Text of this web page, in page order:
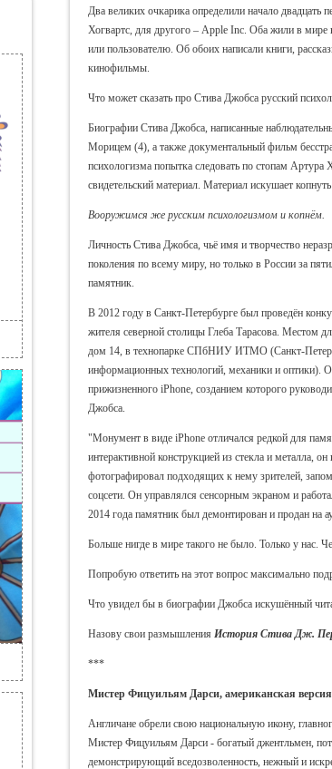
Два великих очкарика определили начало
Хогвартс, для другого – Apple Inc. Оба жили в
или пользователю. Об обоих написали книги,
кинофильмы.
Что может сказать про Стива Джобса русский
Биографии Стива Джобса, написанные
Морицем (4), а также документальный фильм
психологизма попытка следовать по стопам
свидетельский материал. Материал искушает
Вооружимся же русским психологизмом и копнём.
Личность Стива Джобса, чьё имя и творчество
поколения по всему миру, но только в России за
памятник.
В 2012 году в Санкт-Петербурге был проведён
жителя северной столицы Глеба Тарасова. Местом
дом 14, в технопарке СПбНИУ ИТМО (Санкт-
информационных технологий, механики и оптики).
прижизненного iPhone, созданием которого
Джобса.
"Монумент в виде iPhone отличался редкой для
интерактивной конструкцией из стекла и металла,
фотографировал подходящих к нему зрителей,
соцсети. Он управлялся сенсорным экраном и
2014 года памятник был демонтирован и продан на
Больше нигде в мире такого не было. Только у нас.
Попробую ответить на этот вопрос максимально
Что увидел бы в биографии Джобса искушённый
Назову свои размышления История Стива Дж.
***
Мистер Фицуильям Дарси, американская версия
Англичане обрели свою национальную икону,
Мистер Фицуильям Дарси - богатый джентльмен,
демонстрирующий вседозволенность, нежный и